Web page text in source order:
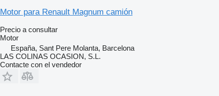
Motor para Renault Magnum camión
Precio a consultar
Motor
España, Sant Pere Molanta, Barcelona
LAS COLINAS OCASION, S.L.
Contacte con el vendedor